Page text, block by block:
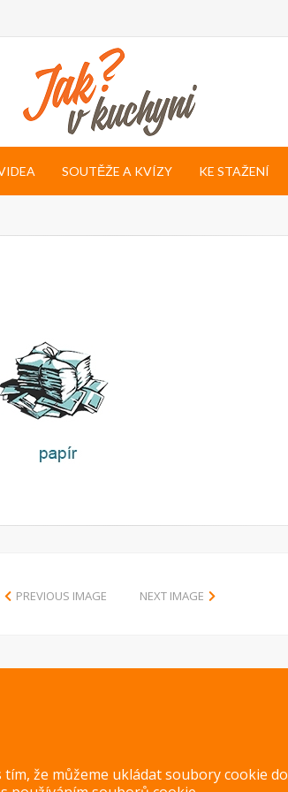
SOUTĚŽE A KVÍZY KE STAŽENÍ
PREVIOUS IMAGE NEXT IMAGE
že můžeme ukládat soubory cookie do